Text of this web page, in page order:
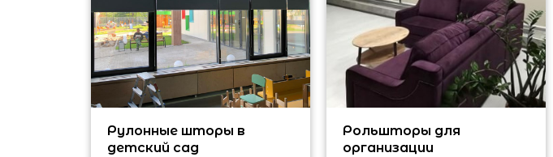
Рулонные шторы в
детский сад
Рольшторы для
организации